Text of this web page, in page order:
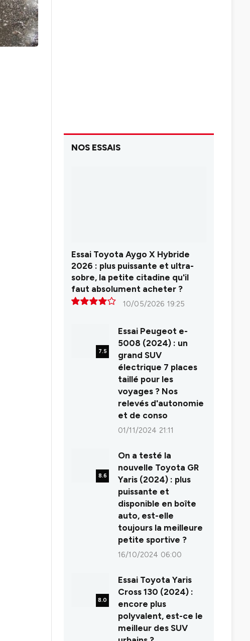
NOS ESSAIS
Essai Toyota Aygo X Hybride
2026 : plus puissante et ultra-
sobre, la petite citadine qu'il
faut absolument acheter ?
10/05/2026 19:25
7.5
Essai Peugeot e-
5008 (2024) : un
grand SUV
électrique 7 places
taillé pour les
voyages ? Nos
relevés d'autonomie
et de conso
01/11/2024 21:11
8.6
On a testé la
nouvelle Toyota GR
Yaris (2024) : plus
puissante et
disponible en boîte
auto, est-elle
toujours la meilleure
petite sportive ?
16/10/2024 06:00
8.0
Essai Toyota Yaris
Cross 130 (2024) :
encore plus
polyvalent, est-ce le
meilleur des SUV